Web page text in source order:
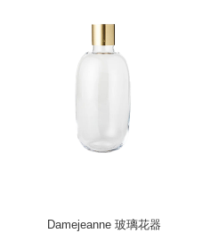
Damejeanne 玻璃花器